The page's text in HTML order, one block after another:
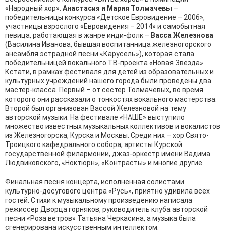
«Народный хор». Анастасия и Мария Толмачевы –
победительницы конкурса «Детское Евровидение – 2006»,
участницы взрослого «Евровидения – 2014» и самобытная
певица, работающая в жанре инди-фолк – Васса Железнова
(Василина Иванова, бывшая воспитанница железногорского
ансамбля эстрадной песни «Карусель»), которая стала
победительницей вокального ТВ-проекта «Новая Звезда».
Кстати, в рамках фестиваля для детей из образовательных и
культурных учреждений нашего города были проведены два
мастер-класса. Первый – от сестер Толмачевых, во время
которого они рассказали о тонкостях вокального мастерства.
Второй был организован Вассой Железновой на тему
авторской музыки. На фестивале «НАШЕ» выступило
множество известных музыкальных коллективов и вокалистов
из Железногорска, Курска и Москвы. Среди них – хор Свято-
Троицкого кафедрального собора, артисты Курской
государственной филармонии, джаз-оркестр имени Вадима
Людвиковского, «Ноктюрн», «Контрасты» и многие другие.
Финальная песня концерта, исполненная солистами
культурно-досугового центра «Русь», приятно удивила всех
гостей. Стихи к музыкальному произведению написала
режиссер Дворца горняков, руководитель клуба авторской
песни «Роза ветров» Татьяна Черкасина, а музыка была
сгенерирована искусственным интеллектом.